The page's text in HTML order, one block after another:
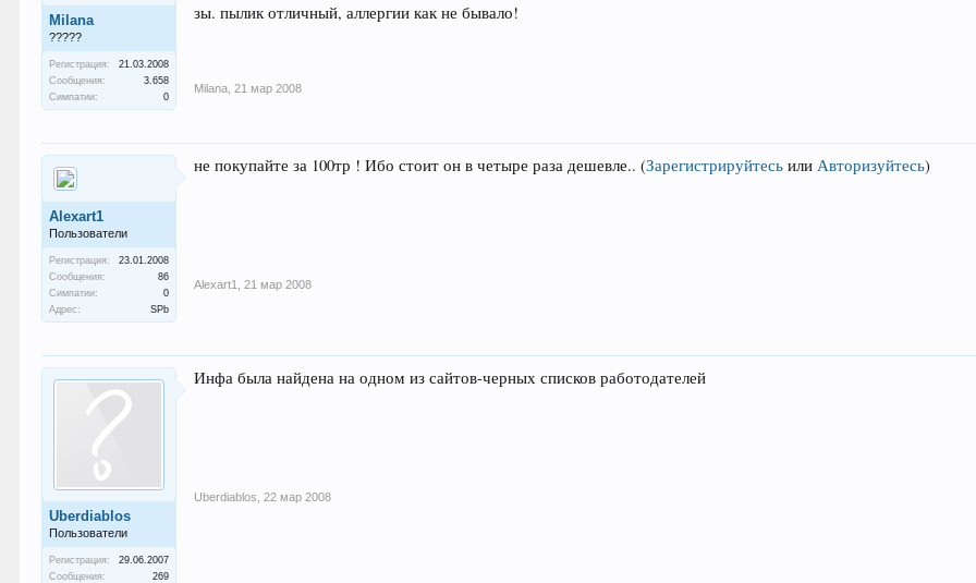
Milana
?????
Регистрация:
21.03.2008
Сообщения:
3.658
Симпатии:
0
зы. пылик отличный, аллергии как не бывало!
Milana 21 мар 2008
Alexart1
Пользователи
Регистрация:
23.01.2008
Сообщения:
86
Симпатии:
0
Адрес:
SPb
не покупайте за 100тр ! Ибо стоит он в четыре раза дешевле..(Зарегистрируйтесь или Авторизуйтесь)
Alexart1 21 мар 2008
Uberdiablos
Пользователи
Регистрация:
29.06.2007
Сообщения:
269
Инфа была найдена на одном из сайтов-черных списков работодателей
Uberdiablos 22 мар 2008